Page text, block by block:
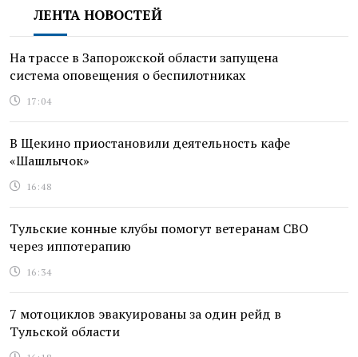
ЛЕНТА НОВОСТЕЙ
На трассе в Запорожской области запущена
система оповещения о беспилотниках
17:04
В Щекино приостановили деятельность кафе
«Шашлычок»
16:48
Тульские конные клубы помогут ветеранам СВО
через иппотерапию
16:34
7 мотоциклов эвакуированы за один рейд в
Тульской области